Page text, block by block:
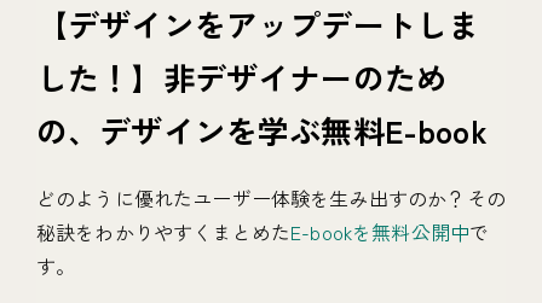
【デザインをアップデートしま
した！】非デザイナーのため
の、デザインを学ぶ無料E-book
どのように優れたユーザー体験を生み出すのか？その
秘訣をわかりやすくまとめたE-bookを無料公開中で
す。